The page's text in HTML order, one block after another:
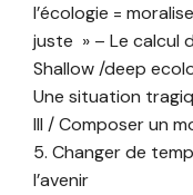
l’écologie =
juste » – Le calcul
Shallow /deep
Une situation
III / Composer un
5. Changer de
l’avenir